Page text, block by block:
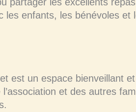
partager les excellents
les enfants, les bénévoles et
est un espace bienveillant
l’association et des autres